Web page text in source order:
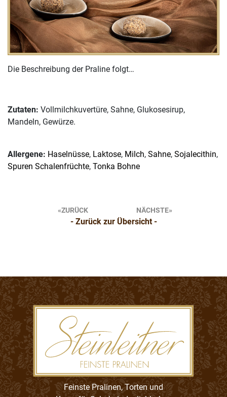
Die Beschreibung der Praline folgt…
Zutaten: Vollmilchkuvertüre, Sahne, Glukosesirup,
Mandeln, Gewürze.
Allergene: Haselnüsse, Laktose, Milch, Sahne, Sojalecithin,
Spuren Schalenfrüchte, Tonka Bohne
Beitragsnavigation
ZURÜCK NÄCHSTE
- Zurück zur Übersicht -
Feinste Pralinen, Torten und